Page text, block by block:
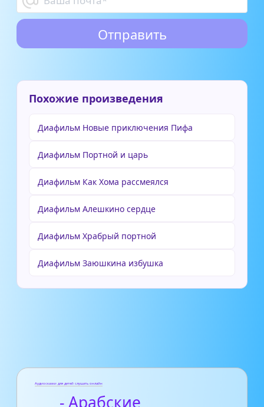
Похожие произведения
Диафильм Новые приключения Пифа
Диафильм Портной и царь
Диафильм Как Хома рассмеялся
Диафильм Алешкино сердце
Диафильм Храбрый портной
Диафильм Заюшкина избушка
Аудиосказки для детей слушать онлайн
- Арабские